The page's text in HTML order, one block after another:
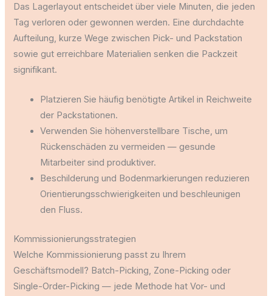
Das Lagerlayout entscheidet über viele Minuten, die jeden
Tag verloren oder gewonnen werden. Eine durchdachte
Aufteilung, kurze Wege zwischen Pick- und Packstation
sowie gut erreichbare Materialien senken die Packzeit
signifikant.
Platzieren Sie häufig benötigte Artikel in Reichweite
der Packstationen.
Verwenden Sie höhenverstellbare Tische, um
Rückenschäden zu vermeiden — gesunde
Mitarbeiter sind produktiver.
Beschilderung und Bodenmarkierungen reduzieren
Orientierungsschwierigkeiten und beschleunigen
den Fluss.
Kommissionierungsstrategien
Welche Kommissionierung passt zu Ihrem
Geschäftsmodell? Batch-Picking, Zone-Picking oder
Single-Order-Picking — jede Methode hat Vor- und